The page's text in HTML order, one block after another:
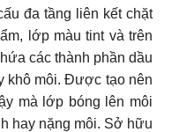
đa tầng liên kết chặt
lớp màu tint và trên
các thành phần dầu
khô môi. Được tạo nên
mà lớp bóng lên môi
hay nặng môi. Sở hữu